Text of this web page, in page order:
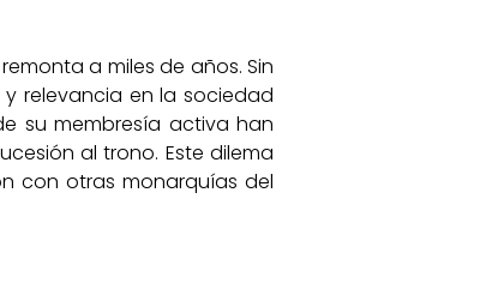
a miles de años. Sin
relevancia en la sociedad
su membresía activa han
al trono. Este dilema
con otras monarquías del